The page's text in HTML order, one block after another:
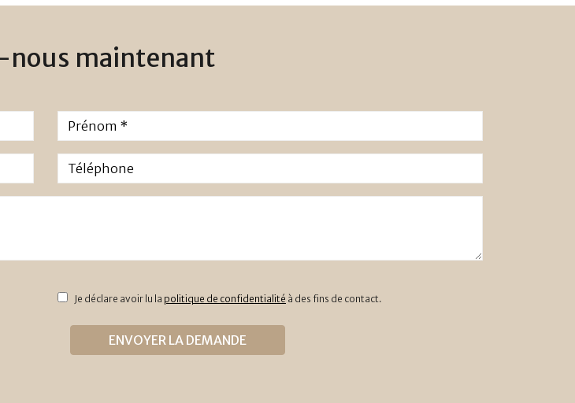
nous maintenant
Je déclare avoir lu la politique de confidentialité à des fins de contact.